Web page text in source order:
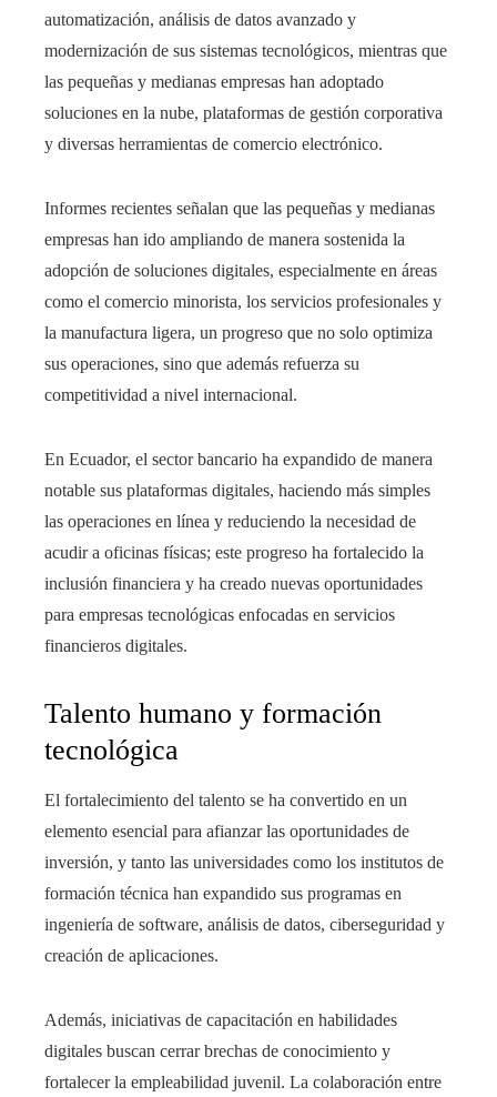
automatización, análisis de datos avanzado y
modernización de sus sistemas tecnológicos, mientras que
las pequeñas y medianas empresas han adoptado
soluciones en la nube, plataformas de gestión corporativa
y diversas herramientas de comercio electrónico.
Informes recientes señalan que las pequeñas y medianas
empresas han ido ampliando de manera sostenida la
adopción de soluciones digitales, especialmente en áreas
como el comercio minorista, los servicios profesionales y
la manufactura ligera, un progreso que no solo optimiza
sus operaciones, sino que además refuerza su
competitividad a nivel internacional.
En Ecuador, el sector bancario ha expandido de manera
notable sus plataformas digitales, haciendo más simples
las operaciones en línea y reduciendo la necesidad de
acudir a oficinas físicas; este progreso ha fortalecido la
inclusión financiera y ha creado nuevas oportunidades
para empresas tecnológicas enfocadas en servicios
financieros digitales.
Talento humano y formación
tecnológica
El fortalecimiento del talento se ha convertido en un
elemento esencial para afianzar las oportunidades de
inversión, y tanto las universidades como los institutos de
formación técnica han expandido sus programas en
ingeniería de software, análisis de datos, ciberseguridad y
creación de aplicaciones.
Además, iniciativas de capacitación en habilidades
digitales buscan cerrar brechas de conocimiento y
fortalecer la empleabilidad juvenil. La colaboración entre